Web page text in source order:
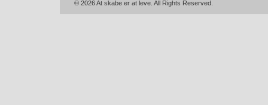
© 2026 At skabe er at leve. All Rights Reserved.